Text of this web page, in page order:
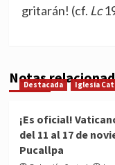
gritarán! (cf. Lc
Notas
Destacada Iglesia
¡Es oficial!
del 11 al 17 de
Pucallpa